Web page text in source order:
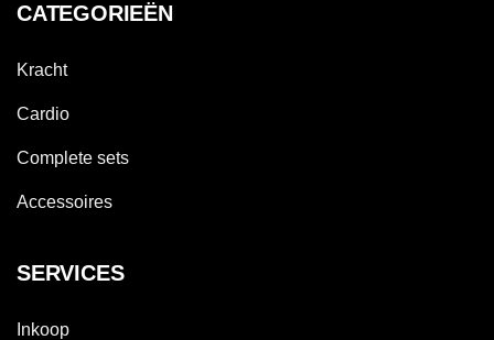
CATEGORIEËN
Kracht
Cardio
Complete sets
Accessoires
SERVICES
Inkoop